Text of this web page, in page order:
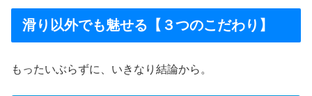
滑り以外でも魅せる【３つのこだわり】
もったいぶらずに、いきなり結論から。